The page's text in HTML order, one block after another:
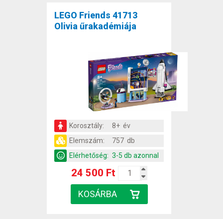
LEGO Friends 41713
Olivia űrakadémiája
Korosztály:
8+ év
Elemszám:
757 db
Elérhetőség: 3-5 db azonnal
24 500 Ft